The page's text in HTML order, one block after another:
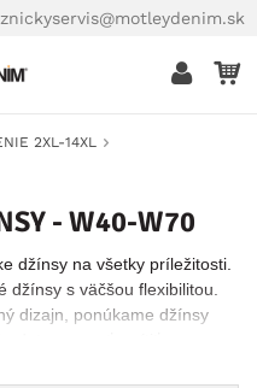
2XL-14XL
- W40-W70
džínsy na všetky príležitosti.
džínsy s väčšou flexibilitou.
dizajn, ponúkame džínsy
vyzerať a cítiť sa